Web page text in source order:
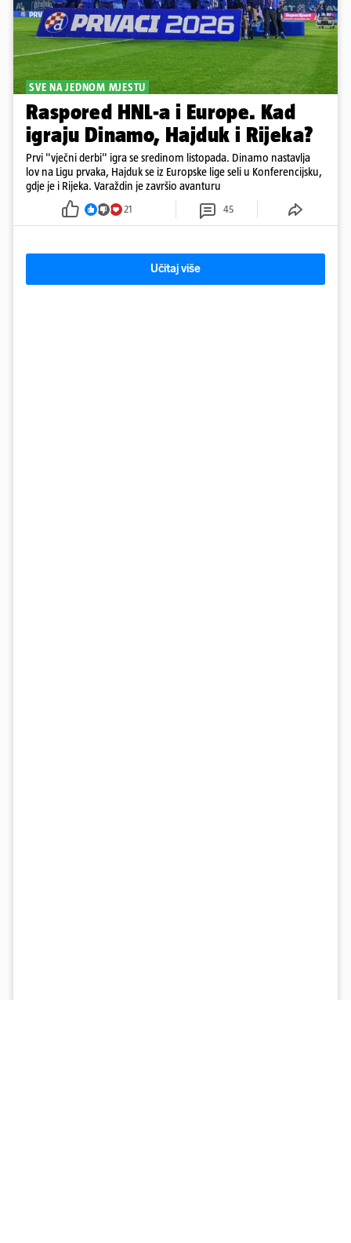
SVE NA JEDNOM MJESTU
Raspored HNL-a i Europe. Kad
igraju Dinamo, Hajduk i Rijeka?
Prvi "vječni derbi" igra se sredinom listopada. Dinamo nastavlja
lov na Ligu prvaka, Hajduk se iz Europske lige seli u Konferencijsku,
gdje je i Rijeka. Varaždin je završio avanturu
21 45
Učitaj više